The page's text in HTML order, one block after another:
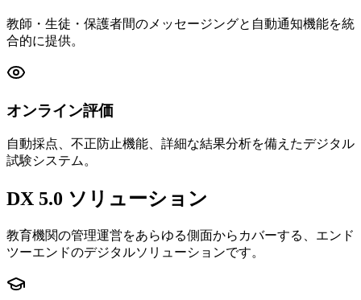
教師・生徒・保護者間のメッセージングと自動通知機能を統
合的に提供。
オンライン評価
自動採点、不正防止機能、詳細な結果分析を備えたデジタル
試験システム。
DX 5.0 ソリューション
教育機関の管理運営をあらゆる側面からカバーする、エンド
ツーエンドのデジタルソリューションです。